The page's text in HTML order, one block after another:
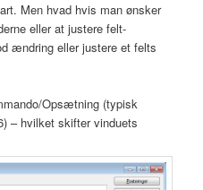
Men hvad hvis man ønsker
eller at justere felt-
ændring eller justere et felts
Opsætning (typisk
– hvilket skifter vinduets